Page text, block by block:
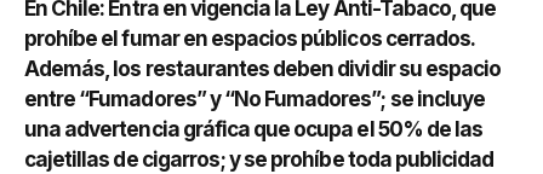
En Chile: Entra en vigencia la Ley Anti-Tabaco, que
prohíbe el fumar en espacios públicos cerrados.
Además, los restaurantes deben dividir su espacio
entre “Fumadores” y “No Fumadores”; se incluye
una advertencia gráfica que ocupa el 50% de las
cajetillas de cigarros; y se prohíbe toda publicidad